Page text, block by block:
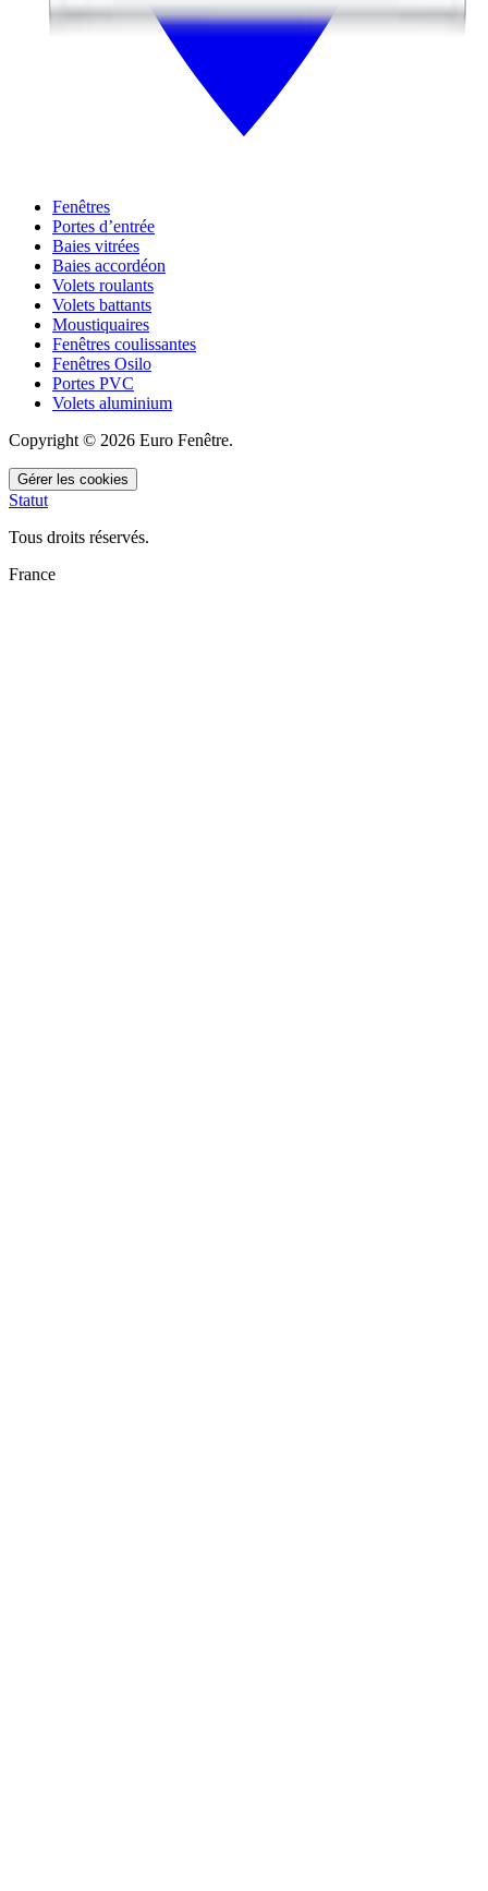
Fenêtres
Portes d’entrée
Baies vitrées
Baies accordéon
Volets roulants
Volets battants
Moustiquaires
Fenêtres coulissantes
Fenêtres Osilo
Portes PVC
Volets aluminium
Copyright © 2026 Euro Fenêtre.
Gérer les cookies
Statut
Tous droits réservés.
France